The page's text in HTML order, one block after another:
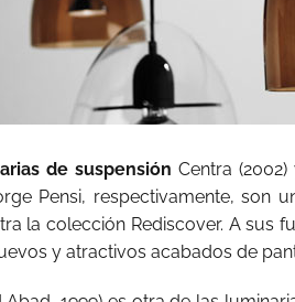
de suspensión Centra
Pensi, respectivamente, son
la colección Rediscover. A sus
y atractivos acabados de